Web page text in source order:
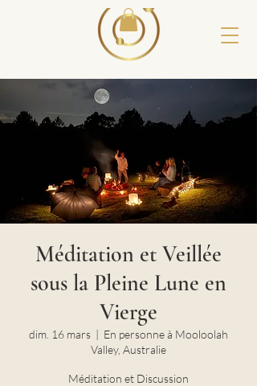
Méditation et Veillée
sous la Pleine Lune en
Vierge
dim. 16 mars
  |
En personne à Mooloolah
Valley, Australie
Méditation et Discussion